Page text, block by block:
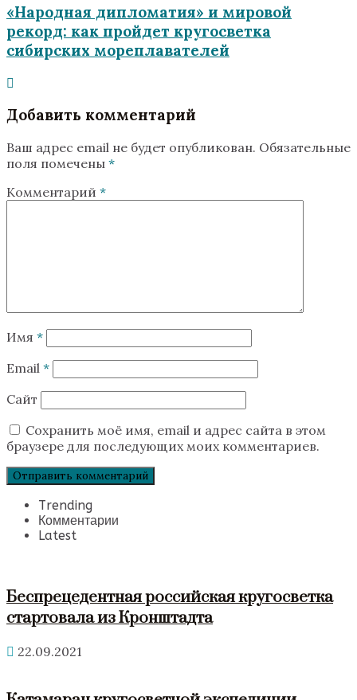
«Народная дипломатия» и мировой
рекорд: как пройдет кругосветка
сибирских мореплавателей
Добавить комментарий
Ваш адрес email не будет опубликован. Обязательные
поля помечены *
Комментарий *
Имя *
Email *
Сайт
Сохранить моё имя, email и адрес сайта в этом
браузере для последующих моих комментариев.
Trending
Комментарии
Latest
Беспрецедентная российская кругосветка
стартовала из Кронштадта
22.09.2021